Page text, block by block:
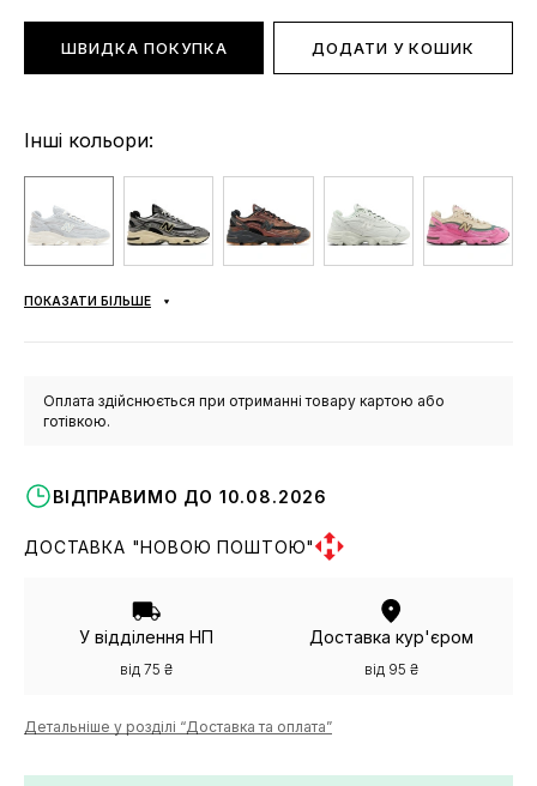
ШВИДКА ПОКУПКА ДОДАТИ У КОШИК
Інші кольори:
ПОКАЗАТИ БІЛЬШЕ
Оплата здійснюється при отриманні товару картою або
готівкою.
ВІДПРАВИМО ДО 10.08.2026
ДОСТАВКА "НОВОЮ ПОШТОЮ"
У відділення НП
від 75 ₴
Доставка кур'єром
від 95 ₴
Детальніше у розділі “Доставка та оплата”